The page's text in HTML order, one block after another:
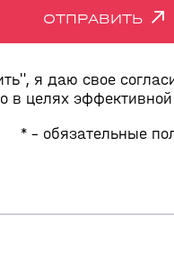
ОТПРАВИТЬ
я даю свое
в целях
* - обязательные